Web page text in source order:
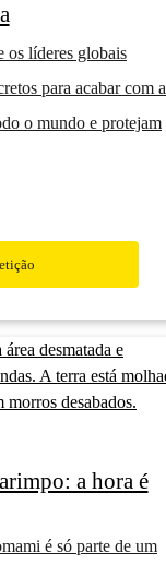
os líderes globais
para acabar com a
o mundo e protejam
a hora é
é só parte de um